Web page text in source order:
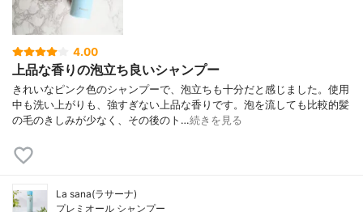
4.00
上品な香りの泡立ち良いシャンプー
きれいなピンク色のシャンプーで、泡立ちも十分だと感じました。使用
中も洗い上がりも、強すぎない上品な香りです。泡を流しても比較的髪
の毛のきしみが少なく、その後のト…続きを見る
La sana(ラサーナ)
プレミオール シャンプー